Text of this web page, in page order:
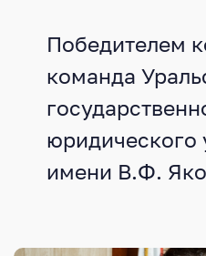
Победителем
команда
юридического
имени В.Ф.